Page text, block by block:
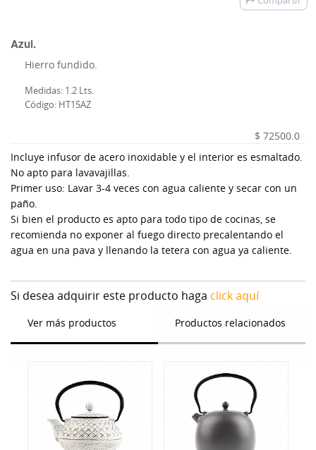
Azul.
Hierro fundido.
Medidas: 1.2 Lts.
Código: HT15AZ
$ 72500.0
Incluye infusor de acero inoxidable y el interior es esmaltado.
No apto para lavavajillas.
Primer uso: Lavar 3-4 veces con agua caliente y secar con un
paño.
Si bien el producto es apto para todo tipo de cocinas, se
recomienda no exponer al fuego directo precalentando el
agua en una pava y llenando la tetera con agua ya caliente.
Si desea adquirir este producto haga click aquí
Ver más productos Productos relacionados